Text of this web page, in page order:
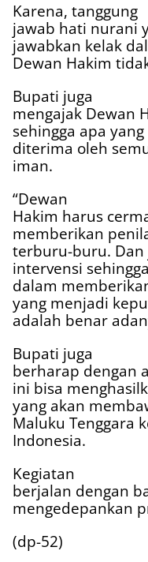
Karena, tanggung
jawab hati nurani
jawabkan kelak
Dewan Hakim
Bupati juga
mengajak Dewan
sehingga apa
diterima oleh
iman.
“Dewan
Hakim harus
memberikan
terburu-buru. Dan
intervensi
dalam
yang menjadi
adalah benar
Bupati juga
berharap dengan
ini bisa
yang akan
Maluku Tenggara
Indonesia.
Kegiatan
berjalan dengan
mengedepankan
(dp-52)